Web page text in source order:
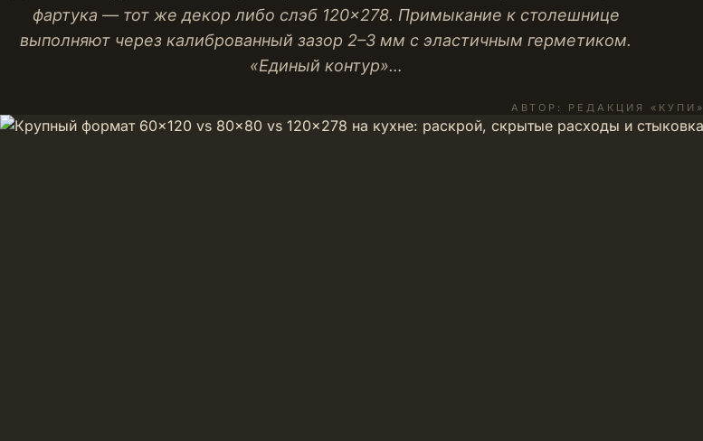
фартука — тот же декор либо слэб 120×278. Примыкание к столешнице
выполняют через калиброванный зазор 2–3 мм с эластичным герметиком.
«Единый контур»…
АВТОР: РЕДАКЦИЯ «КУПИ»